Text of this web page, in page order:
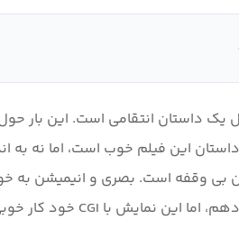
یک داستان انتقامی است. این بار
این فیلم خوب است، اما نه به
بی وقفه است. بصری و انیمیشن به